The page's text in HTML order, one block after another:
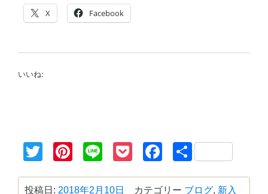
X Facebook
いいね:
TwitterPinterest
Line PocketFacebook
共
投稿日: 2018年2月10日 カテゴリー ブログ, 新入